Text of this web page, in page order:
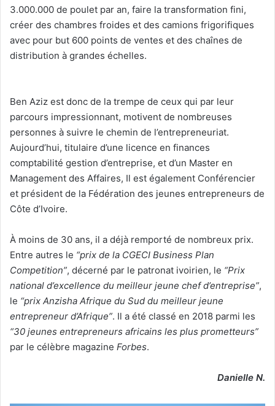
3.000.000 de poulet par an, faire la transformation fini,
créer des chambres froides et des camions frigorifiques
avec pour but 600 points de ventes et des chaînes de
distribution à grandes échelles.
Ben Aziz est donc de la trempe de ceux qui par leur
parcours impressionnant, motivent de nombreuses
personnes à suivre le chemin de l’entrepreneuriat.
Aujourd’hui, titulaire d’une licence en finances
comptabilité gestion d’entreprise, et d’un Master en
Management des Affaires, Il est également Conférencier
et président de la Fédération des jeunes entrepreneurs de
Côte d’Ivoire.
À moins de 30 ans, il a déjà remporté de nombreux prix.
Entre autres le “prix de la CGECI Business Plan
Competition”, décerné par le patronat ivoirien, le “Prix
national d’excellence du meilleur jeune chef d’entreprise”,
le “prix Anzisha Afrique du Sud du meilleur jeune
entrepreneur d’Afrique”. Il a été classé en 2018 parmi les
“30 jeunes entrepreneurs africains les plus prometteurs”
par le célèbre magazine Forbes.
Danielle N.